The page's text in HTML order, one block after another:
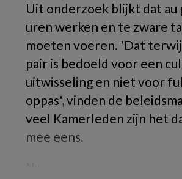
Uit onderzoek blijkt dat au
uren werken en te zware
moeten voeren. 'Dat
pair is bedoeld voor een
uitwisseling en niet voor
oppas', vinden de
veel Kamerleden zijn het
mee eens.